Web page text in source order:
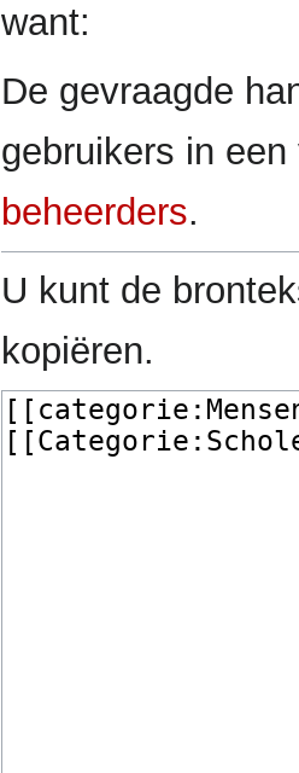
want:
De gevraagde
gebruikers in
beheerders.
U kunt de
kopiëren.